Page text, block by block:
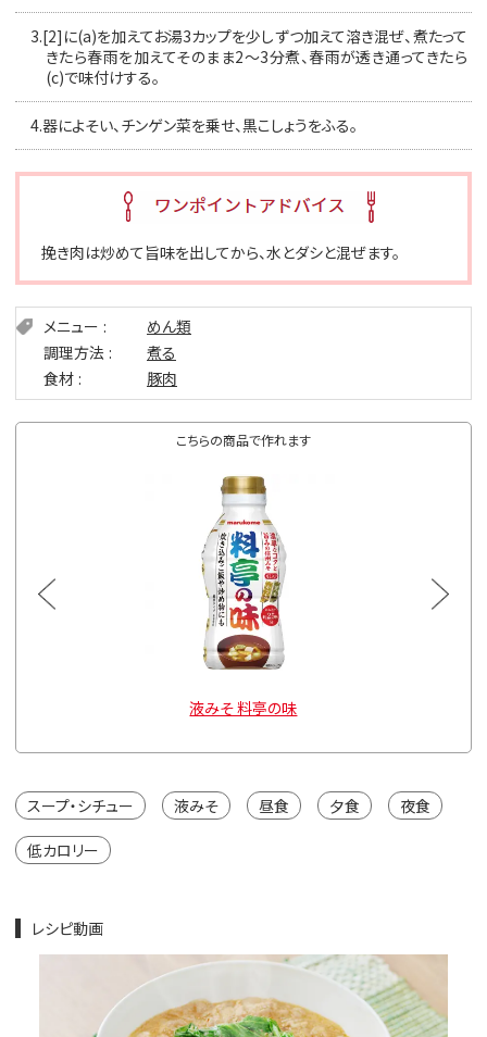
3.[2]に(a)を加えてお湯3カップを少しずつ加えて溶き混ぜ、煮たって
きたら春雨を加えてそのまま2〜3分煮、春雨が透き通ってきたら
(c)で味付けする。
4.器によそい、チンゲン菜を乗せ、黒こしょうをふる。
挽き肉は炒めて旨味を出してから、水とダシと混ぜます。
メニュー
めん類
調理方法
煮る
食材
豚肉
こちらの商品で作れます
液みそ 料亭の味
スープ・シチュー 液みそ 昼食 夕食 夜食
低カロリー
レシピ動画